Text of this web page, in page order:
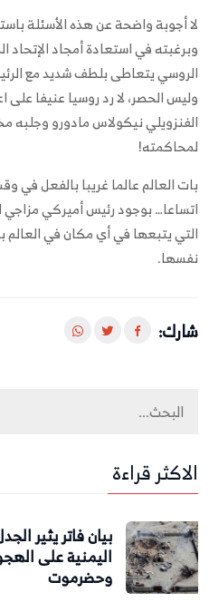
لا أجوبة واضحة عن هذه الأسئلة
وبرغبته في استعادة أمجاد الإتحاد
الروسي يتعاطى بلطف شديد مع
وليس الحصر، لا رد روسيا عنيفا على
الفنزويلي نيكولاس مادورو وجلبه
لمحاكمته!
بات العالم عالما غريبا بالفعل في
اتساعا… بوجود رئيس أميركي
التي يتبعها في أي مكان في العالم
نفسها.
شارك:
الاكثر قراءة
بيان فاتر يثير
اليمنية على
وحضرموت